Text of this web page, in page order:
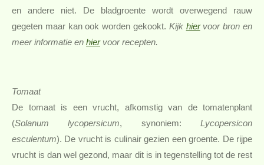
en andere niet. De bladgroente wordt overwegend rauw
gegeten maar kan ook worden gekookt. Kijk hier voor bron en
meer informatie en hier voor recepten.
Tomaat
De tomaat is een vrucht, afkomstig van de tomatenplant
(Solanum lycopersicum, synoniem:
Lycopersicon
esculentum). De vrucht is culinair gezien een groente. De rijpe
vrucht is dan wel gezond, maar dit is in tegenstelling tot de rest